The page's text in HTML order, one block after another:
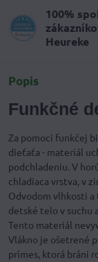
100%
Heureke
Popis
Funkčné
Za pomoci funkčej
dieťaťa - materiál
podchladeniu. V
chladiaca vrstva, v
Odvodom vlhkosti
detské telo v suchu
Tento materiál
Vlákno je ošetrené
prímes, ktorá bráni